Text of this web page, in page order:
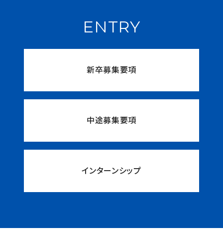
ENTRY
新卒募集要項
中途募集要項
インターンシップ